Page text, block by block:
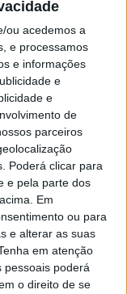
ou acedemos a
e processamos
e informações
e
e
de
parceiros
Poderá clicar para
e pela parte dos
Em
ou para
e alterar as suas
em atenção
pessoais poderá
o direito de se
Municipal de
de Viseu
e é com
sinergias criadas
afirma o
o desfile e
contando
oito
25 de Abril, rumo
trajes e